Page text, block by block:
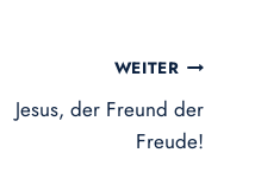
WEITER
Jesus, der Freund der
Freude!